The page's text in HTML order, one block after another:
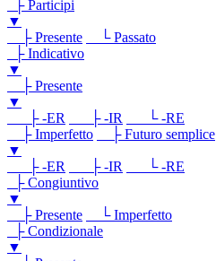
├ Participi
▼
├ Presente
└ Passato
├ Indicativo
▼
├ Presente
▼
├ -ER
├ -IR
└ -RE
├ Imperfetto
├ Futuro semplice
▼
├ -ER
├ -IR
└ -RE
├ Congiuntivo
▼
├ Presente
└ Imperfetto
├ Condizionale
▼